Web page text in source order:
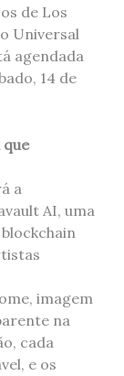
de Los
Universal
agendada
14 de
a
AI, uma
imagem
na
cada
e os